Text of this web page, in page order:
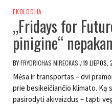
EKOLOGIJA
„Fridays for
pinigine“
BYFRYDRICHAS MIRECKAS /19 LIEPOS,
Mėsa ir transportas – dvi
prie besikeičiančio klimato. Ką
pasirodyti akivaizdus – tapti